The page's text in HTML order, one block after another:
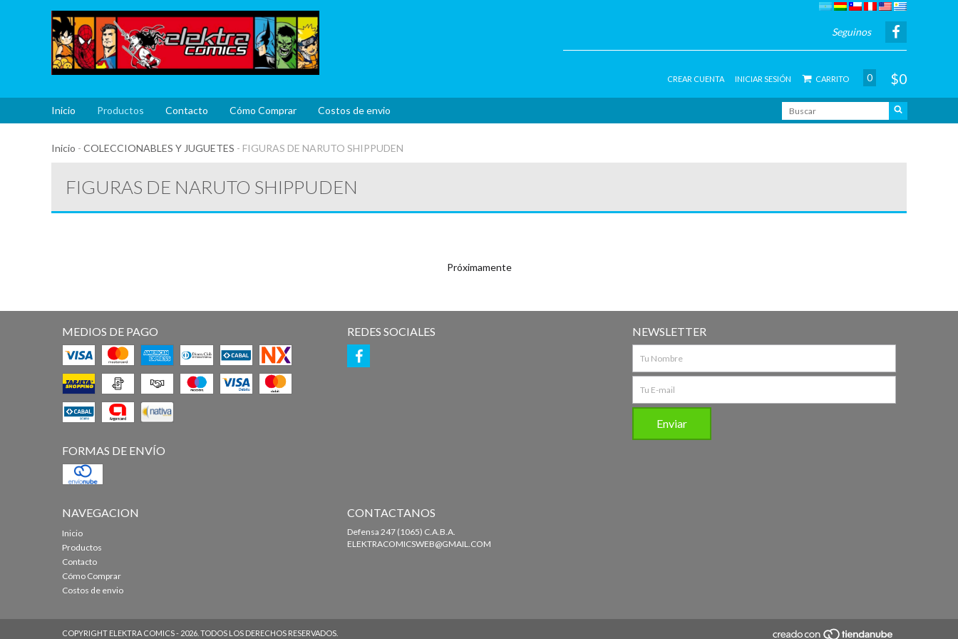
Seguinos
CREAR CUENTA INICIAR SESIÓN CARRITO 0 $0
Inicio Productos Contacto Cómo Comprar Costos de envio
Inicio - COLECCIONABLES Y JUGUETES - FIGURAS DE NARUTO SHIPPUDEN
FIGURAS DE NARUTO SHIPPUDEN
Próximamente
MEDIOS DE PAGO
FORMAS DE ENVÍO
REDES SOCIALES NEWSLETTER
NAVEGACION
Inicio
Productos
Contacto
Cómo Comprar
Costos de envio
CONTACTANOS
Defensa 247 (1065) C.A.B.A.
ELEKTRACOMICSWEB@GMAIL.COM
COPYRIGHT ELEKTRA COMICS - 2026. TODOS LOS DERECHOS RESERVADOS.